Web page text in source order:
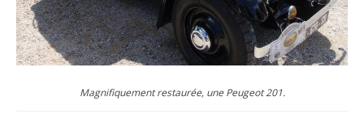
Magnifiquement restaurée, une Peugeot 201.